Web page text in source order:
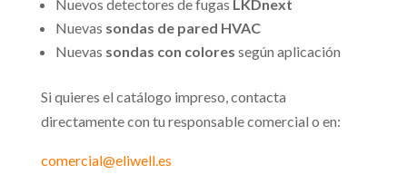
Nuevos detectores de fugas LKDnext
Nuevas sondas de pared HVAC
Nuevas sondas con colores según aplicación
Si quieres el catálogo impreso, contacta
directamente con tu responsable comercial o en:
comercial@eliwell.es